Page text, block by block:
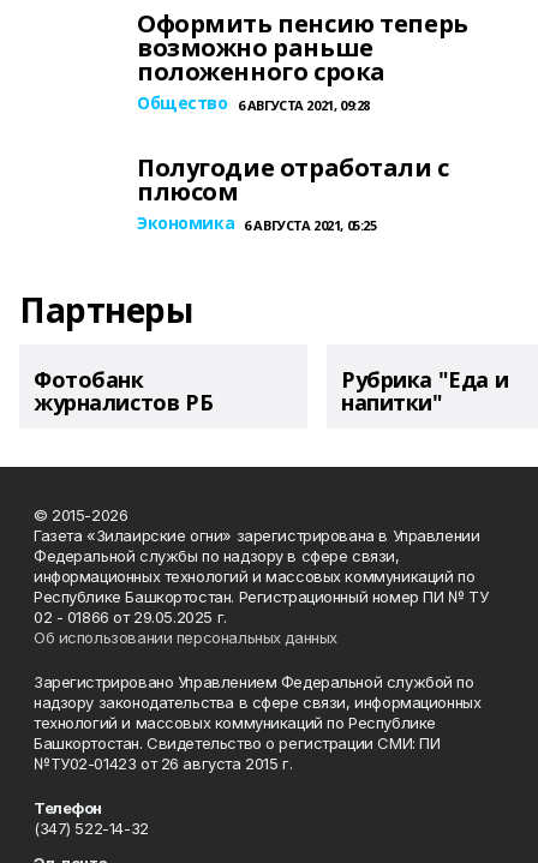
Оформить пенсию теперь
возможно раньше
положенного срока
Общество 6 АВГУСТА 2021, 09:28
Полугодие отработали с
плюсом
Экономика 6 АВГУСТА 2021, 05:25
Партнеры
Фотобанк
журналистов РБ
Рубрика "Еда и
напитки"
© 2015-2026
Газета «Зилаирские огни» зарегистрирована в Управлении
Федеральной службы по надзору в сфере связи,
информационных технологий и массовых коммуникаций по
Республике Башкортостан. Регистрационный номер ПИ № ТУ
02 - 01866 от 29.05.2025 г.
Об использовании персональных данных
Зарегистрировано Управлением Федеральной службой по
надзору законодательства в сфере связи, информационных
технологий и массовых коммуникаций по Республике
Башкортостан. Свидетельство о регистрации СМИ: ПИ
№ТУ02-01423 от 26 августа 2015 г.
Телефон
(347) 522-14-32